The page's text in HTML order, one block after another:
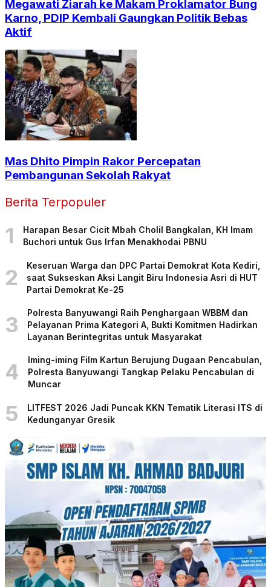
Megawati Ziarah ke Makam Proklamator Bung
Karno, PDIP Kembali Gaungkan Politik Bebas
Aktif
Mas Dhito Pimpin Rakor Percepatan
Pembangunan Sekolah Rakyat
Berita Terpopuler
1
Harapan Besar Cicit Mbah Cholil Bangkalan, KH Imam
Buchori untuk Gus Irfan Menakhodai PBNU
2
Keseruan Warga dan DPC Partai Demokrat Kota Kediri,
saat Sukseskan Aksi Langit Biru Indonesia Asri di HUT
Partai Demokrat Ke-25
3
Polresta Banyuwangi Raih Penghargaan WBBM dan
Pelayanan Prima Kategori A, Bukti Komitmen Hadirkan
Layanan Berintegritas untuk Masyarakat
4
Iming-iming Film Kartun Berujung Dugaan Pencabulan,
Polresta Banyuwangi Tangkap Pelaku Pencabulan di
Muncar
5
LITFEST 2026 Jadi Puncak KKN Tematik Literasi ITS di
Kedunganyar Gresik